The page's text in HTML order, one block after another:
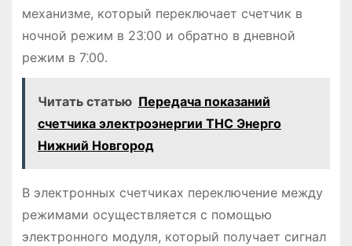
механизме, который переключает счетчик в
ночной режим в 23⁚00 и обратно в дневной
режим в 7⁚00.
Читать статью Передача показаний
счетчика электроэнергии ТНС Энерго
Нижний Новгород
В электронных счетчиках переключение между
режимами осуществляется с помощью
электронного модуля, который получает сигнал